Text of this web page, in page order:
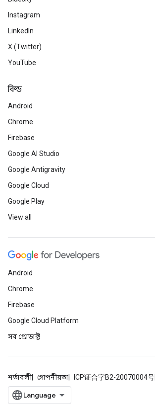
Instagram
LinkedIn
X (Twitter)
YouTube
বিল্ড
Android
Chrome
Firebase
Google AI Studio
Google Antigravity
Google Cloud
Google Play
View all
Android
Chrome
Firebase
Google Cloud Platform
সব প্রোডাক্ট
শর্তাবলী গোপনীয়তা ICP证合字B2-20070004号